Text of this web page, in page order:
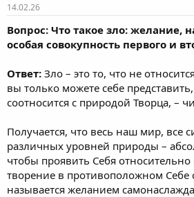
14.02.26
Вопрос: Что такое зло: желание,
особая совокупность первого и
Ответ: Зло – это то, что не
вы только можете себе
соотносится с природой Творца, –
Получается, что весь наш мир, все
различных уровней природы –
чтобы проявить Себя относительно
творение в противоположном Себе
называется желанием